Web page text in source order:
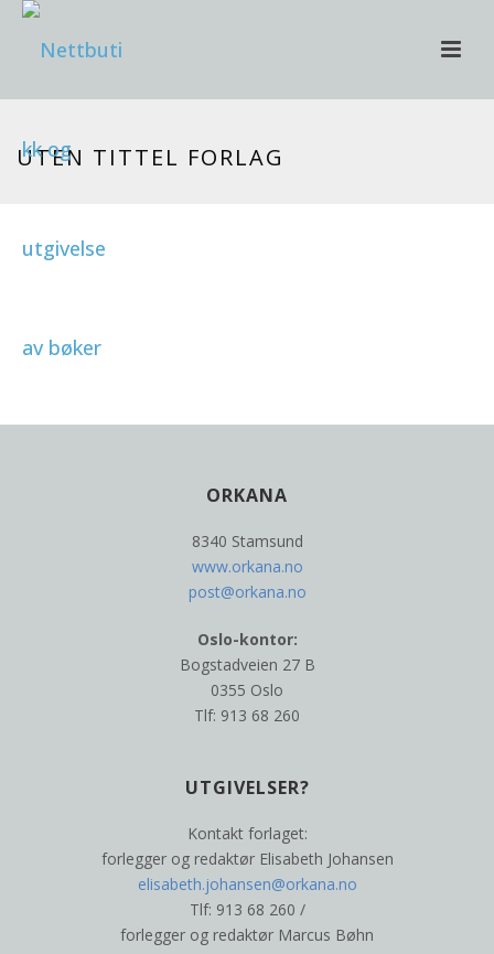
UTEN TITTEL FORLAG
ORKANA
8340 Stamsund
www.orkana.no
post@orkana.no
Oslo-kontor:
Bogstadveien 27 B
0355 Oslo
Tlf: 913 68 260
UTGIVELSER?
Kontakt forlaget:
forlegger og redaktør Elisabeth Johansen
elisabeth.johansen@orkana.no
Tlf: 913 68 260 /
forlegger og redaktør Marcus Bøhn